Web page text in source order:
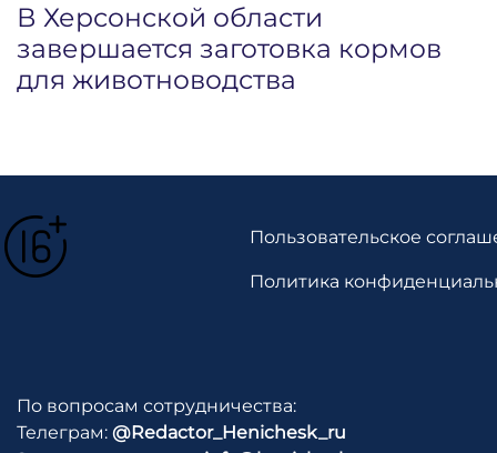
В Херсонской области
завершается заготовка кормов
для животноводства
Пользовательское
Политика
По вопросам сотрудничества:
Телеграм: @Redactor_Henichesk_ru